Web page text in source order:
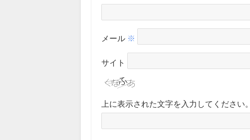
メール ※
サイト
上に表示された文字を入力してください。